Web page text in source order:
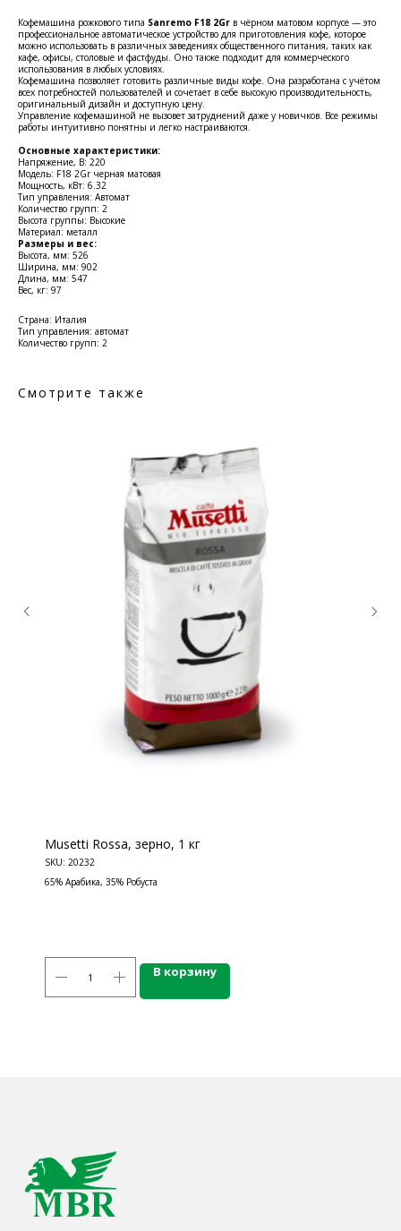
Кофемашина рожкового типа Sanremo F18 2Gr в чёрном матовом корпусе — это
профессиональное автоматическое устройство для приготовления кофе, которое
можно использовать в различных заведениях общественного питания, таких как
кафе, офисы, столовые и фастфуды. Оно также подходит для коммерческого
использования в любых условиях.
Кофемашина позволяет готовить различные виды кофе. Она разработана с учётом
всех потребностей пользователей и сочетает в себе высокую производительность,
оригинальный дизайн и доступную цену.
Управление кофемашиной не вызовет затруднений даже у новичков. Все режимы
работы интуитивно понятны и легко настраиваются.
Основные характеристики:
Напряжение, В: 220
Модель: F18 2Gr черная матовая
Мощность, кВт: 6.32
Тип управления: Автомат
Количество групп: 2
Высота группы: Высокие
Материал: металл
Размеры и вес:
Высота, мм: 526
Ширина, мм: 902
Длина, мм: 547
Вес, кг: 97
Страна: Италия
Тип управления: автомат
Количество групп: 2
Смотрите также
Musetti Rossa, зерно, 1 кг
SKU: 20232
65% Арабика, 35% Робуста
В корзину
Ждём Вас в выставочном зале
СПЕЦПРЕДЛОЖЕНИЯ
Одноразовая посуда и упаковка